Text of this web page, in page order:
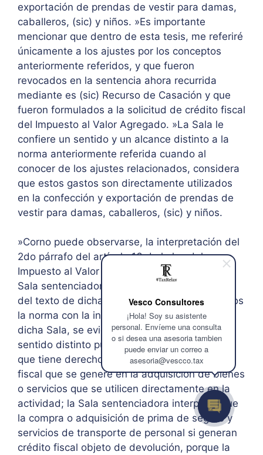
Vesco Consultores
¡Hola! Soy su asistente
personal. Envíeme una consulta
o si desea una asesoria tambien
puede enviar un correo a
asesoria@vescco.tax
exportación de prendas de vestir para damas,
caballeros, (sic) y niños. »Es importante
mencionar que dentro de esta tesis, me referiré
únicamente a los ajustes por los conceptos
anteriormente referidos, y que fueron
revocados en la sentencia ahora recurrida
mediante es (sic) Recurso de Casación y que
fueron formulados a la solicitud de crédito fiscal
del Impuesto al Valor Agregado. »La Sala le
confiere un sentido y un alcance distinto a la
norma anteriormente referida cuando al
conocer de los ajustes relacionados, considera
que estos gastos son directamente utilizados
en la confección y exportación de prendas de
vestir para damas, caballeros, (sic) y niños.
»Corno puede observarse, la interpretación del
2do párrafo del artículo 16 de la ley del
Impuesto al Valor Agregado efectuada por la
Sala sentenciadora es diferente al tenor literal
del texto de dicha norma, pues si confrontamos
la norma con la interpretación que le confiere
dicha Sala, se evidencia que le confiere un
sentido distinto pues mientras la norma dice
que tiene derecho de devolución del crédito
fiscal que se genere en la adquisición de bienes
o servicios que se utilicen directamente en la
actividad; la Sala sentenciadora interpreta que
la compra o adquisición de prima de seguro y
servicios de transporte de personal si generan
crédito fiscal objeto de devolución, porque la